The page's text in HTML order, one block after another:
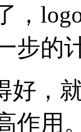
，
步的
好，
作用